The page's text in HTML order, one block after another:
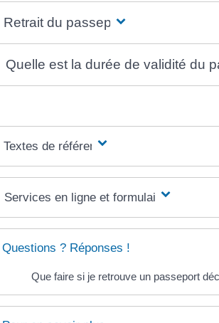
Retrait du passeport
Quelle est la durée de validité du
Textes de référence
Services en ligne et formulaires
Questions ? Réponses !
Que faire si je retrouve un passeport